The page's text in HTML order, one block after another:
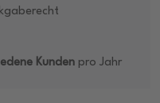
Kunden pro Jahr